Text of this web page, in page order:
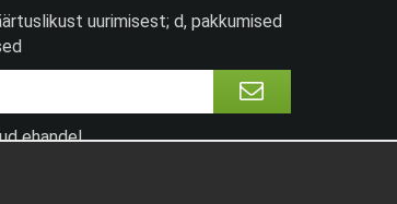
uurimisest; d, pakkumised
ehandel